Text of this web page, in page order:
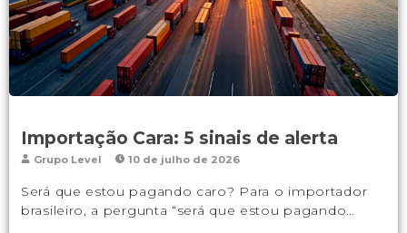
Importação Cara: 5 sinais de alerta
Grupo Level 10 de julho de 2026
Será que estou pagando caro? Para o importador
brasileiro, a pergunta “será que estou pagando…